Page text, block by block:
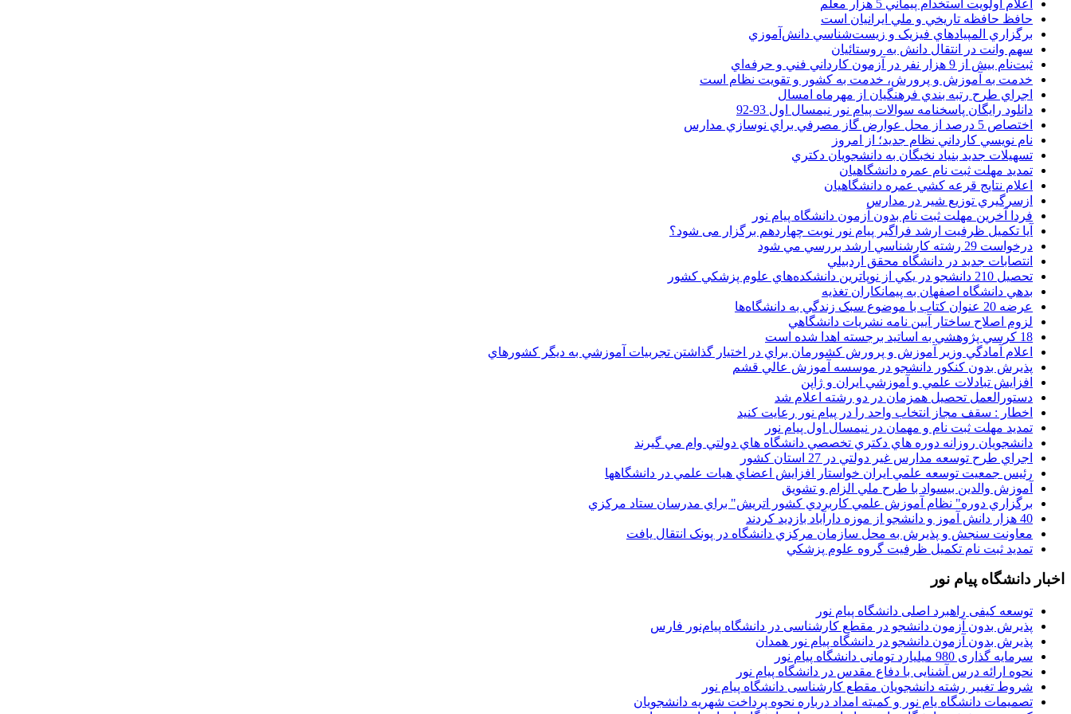
اعلام اولويت استخدام پيماني 5 هزار معلم
حافظ حافظه تاريخي و ملي ايرانيان است
برگزاري المپيادهاي فيزيک و زيست‌شناسي دانش‌آموزي
سهم وانت در انتقال دانش به روستائيان
ثبت‌نام بيش از 9 هزار نفر در آزمون کارداني فني و حرفه‌اي
خدمت به آموزش و پرورش، خدمت به کشور و تقويت نظام است
اجراي طرح رتبه بندي فرهنگيان از مهرماه امسال
دانلود رایگان پاسخنامه سوالات پیام نور نیمسال اول 93-92
اختصاص 5 درصد از محل عوارض گاز مصرفي براي نوسازي مدارس
نام نويسي کارداني نظام جديد؛ از امروز
تسهيلات جديد بنياد نخبگان به دانشجويان دکتري
تمديد مهلت ثبت نام عمره دانشگاهيان
اعلام نتايج قرعه کشي عمره دانشگاهيان
ازسرگيري توزيع شير در مدارس
فردا آخرین مهلت ثبت نام بدون آزمون دانشگاه پیام نور
آیا تکمیل ظرفیت ارشد فراگیر پیام نور نوبت چهاردهم برگزار می شود؟
درخواست 29 رشته کارشناسي ارشد بررسي مي شود
انتصابات جديد در دانشگاه محقق اردبيلي
تحصيل 210 دانشجو در يکي از نوپاترين دانشکده‌هاي علوم پزشکي کشور
بدهي دانشگاه اصفهان به پيمانکاران تغذيه
عرضه 20 عنوان کتاب با موضوع سبک زندگي به دانشگاه‌ها
لزوم اصلاح ساختار آيين نامه نشريات دانشگاهي
18 کرسي پژوهشي به اساتيد برجسته اهدا شده است
اعلام آمادگي وزير آموزش و پرورش کشورمان براي در اختيار گذاشتن تجربيات آموزشي به ديگر کشورهاي
پذيرش بدون کنکور دانشجو در موسسه آموزش عالي قشم
افزايش تبادلات علمي و آموزشي ايران و ژاپن
دستورالعمل تحصیل همزمان در دو رشته اعلام شد
اخطار : سقف مجاز انتخاب واحد را در پیام نور رعایت کنید
تمدید مهلت ثبت نام و مهمان در نیمسال اول پیام نور
دانشجويان روزانه دوره هاي دكتري تخصصي دانشگاه هاي دولتي وام مي گيرند
اجراي طرح توسعه مدارس غير دولتي در 27 استان کشور
رئيس جمعيت توسعه علمي ايران خواستار افزايش اعضاي هيات علمي در دانشگاهها
آموزش والدين بيسواد با طرح ملي الزام و تشويق
برگزاري دوره" نظام آموزش علمي كاربردي كشور اتريش" براي مدرسان ستاد مرکزي
40 هزار دانش آموز و دانشجو از موزه دارآباد بازديد کردند
معاونت سنجش و پذيرش به محل سازمان مرکزي دانشگاه در پونک انتقال يافت
تمديد ثبت نام تکميل ظرفيت گروه علوم پزشکي
اخبار دانشگاه پیام نور
توسعه کیفی راهبرد اصلی دانشگاه پیام نور
پذیرش بدون آزمون دانشجو در مقطع کارشناسی در دانشگاه پیام‌نور فارس
پذیرش بدون آزمون دانشجو در دانشگاه پیام نور همدان
سرمایه گذاری 980 میلیارد تومانی دانشگاه پیام نور
نحوه ارائه درس آشنایی با دفاع مقدس در دانشگاه پیام نور
شروط تغییر رشته دانشجویان مقطع کارشناسی دانشگاه پیام نور
تصمیمات دانشگاه یام نور و کمیته امداد درباره نحوه پرداخت شهریه دانشجویان